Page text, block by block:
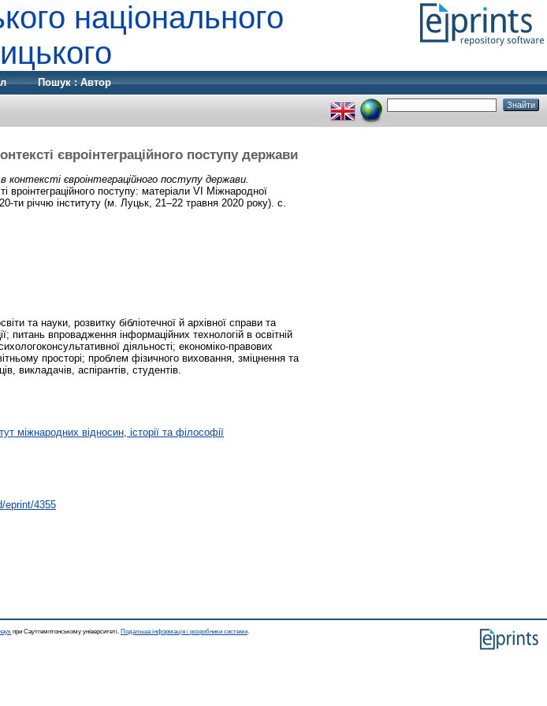
національного
Пошук : Автор
євроінтеграційного поступу держави
в контексті євроінтеграційного поступу держави.
вроінтеграційного поступу: матеріали VI Міжнародної
ти річчю інституту (м. Луцьк, 21–22 травня 2020 року). с.
та науки, розвитку бібліотечної й архівної справи та
питань впровадження інформаційних технологій в освітній
діяльності; економіко-правових
просторі; проблем фізичного виховання, зміцнення та
викладачів, аспірантів, студентів.
міжнародних відносин, історії та філософії
eprint/4355
при Саутгемптонському університеті. Подальша інформація і розробники системи